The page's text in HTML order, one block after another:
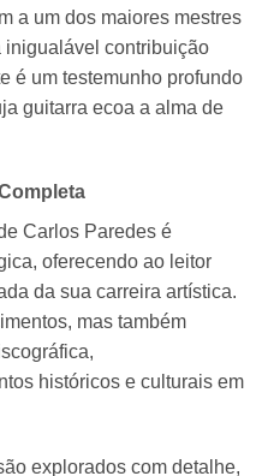
a um dos maiores mestres
inigualável contribuição
é um testemunho profundo
guitarra ecoa a alma de
Carlos Paredes é
oferecendo ao leitor
da sua carreira artística.
mas também
históricos e culturais em
explorados com detalhe,